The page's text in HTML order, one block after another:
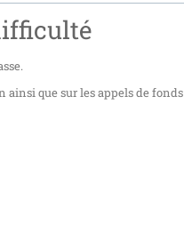
que sur les appels de fonds